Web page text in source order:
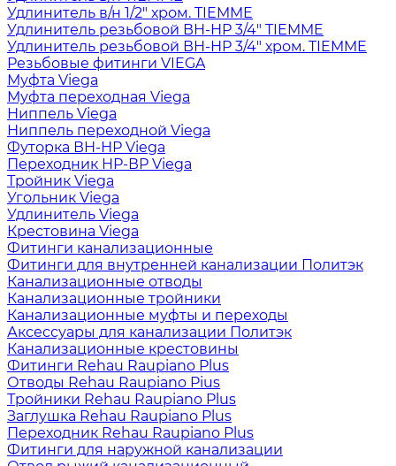
Удлинитель в/н 1/2" хром. TIEMME
Удлинитель резьбовой ВН-НР 3/4" TIEMME
Удлинитель резьбовой ВН-НР 3/4" хром. TIEMME
Резьбовые фитинги VIEGA
Муфта Viega
Муфта переходная Viega
Ниппель Viega
Ниппель переходной Viega
Футорка ВН-НР Viega
Переходник НР-ВР Viega
Тройник Viega
Угольник Viega
Удлинитель Viega
Крестовина Viega
Фитинги канализационные
Фитинги для внутренней канализации Политэк
Канализационные отводы
Канализационные тройники
Канализационные муфты и переходы
Аксессуары для канализации Политэк
Канализационные крестовины
Фитинги Rehau Raupiano Plus
Отводы Rehau Raupiano Pius
Тройники Rehau Raupiano Plus
Заглушка Rehau Raupiano Plus
Переходник Rehau Raupiano Plus
Фитинги для наружной канализации